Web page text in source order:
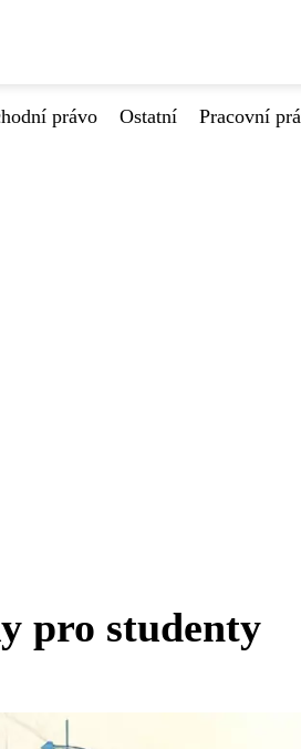
právo Ostatní Pracovní
pro studenty